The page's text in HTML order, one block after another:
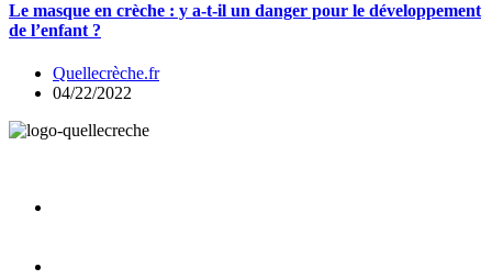
Le masque en crèche : y a-t-il un danger pour le développement
de l’enfant ?
Quellecrèche.fr
04/22/2022